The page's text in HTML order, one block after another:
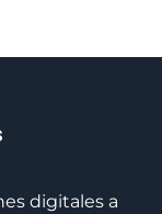
digitales a